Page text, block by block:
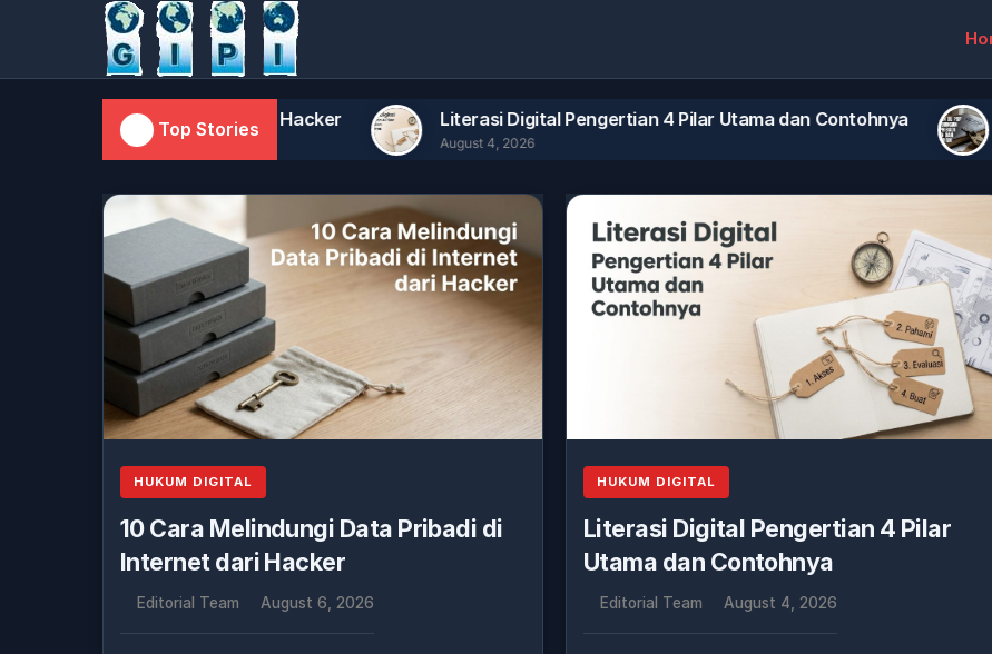
Top Stories
di Internet dari Hacker Literasi Digital Pengertian 4 Pilar Utama dan Contohnya
August 4, 2026 August 2,
HUKUM DIGITAL
10 Cara Melindungi Data Pribadi di
Internet dari Hacker
Editorial Team August 6, 2026
HUKUM DIGITAL
Literasi Digital Pengertian 4 Pilar
Utama dan Contohnya
Editorial Team August 4, 2026